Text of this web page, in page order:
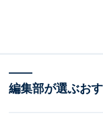
編集部が選ぶお